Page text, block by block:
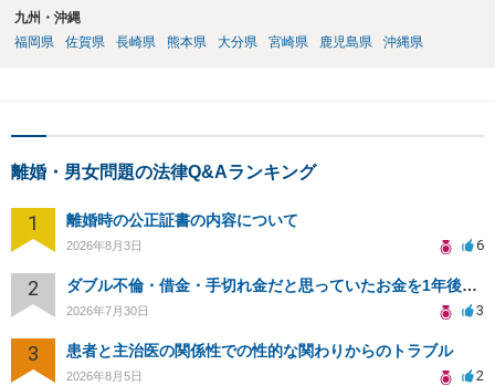
九州・沖縄
福岡県
佐賀県 長崎県 熊本県 大分県 宮崎県 鹿児島県 沖縄県
離婚・男女問題の法律Q&Aランキング
1 離婚時の公正証書の内容について
2026年8月3日 6
2 ダブル不倫・借金・手切れ金だと思っていたお金を1年後いまさら脅迫罪として通知書が来てまとめて請求
2026年7月30日 3
3 患者と主治医の関係性での性的な関わりからのトラブル
2026年8月5日 2